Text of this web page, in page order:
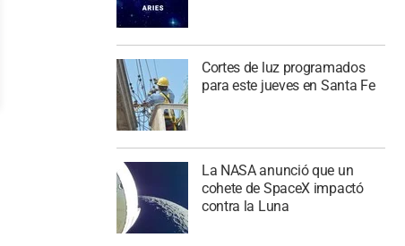
Cortes de luz programados
para este jueves en Santa Fe
La NASA anunció que un
cohete de SpaceX impactó
contra la Luna